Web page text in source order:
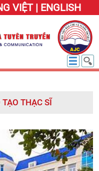
VIỆT | ENGLISH
THẠC SĨ